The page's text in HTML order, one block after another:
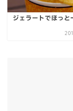
ジェラートでほっと